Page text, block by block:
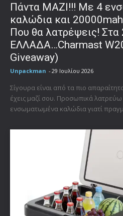
Πάντα ΜΑΖΙ!!! Με 4
καλώδια και
Που θα λατρέψεις!
ΕΛΛΑΔΑ…Charmast
Giveaway)
Unpackman - 29 Ιουλίου 2026
Σίγουρα είναι από τα πιο
έχεις μαζί σου. Προσωπικά
ενσωματωμένα καλώδια γιατί